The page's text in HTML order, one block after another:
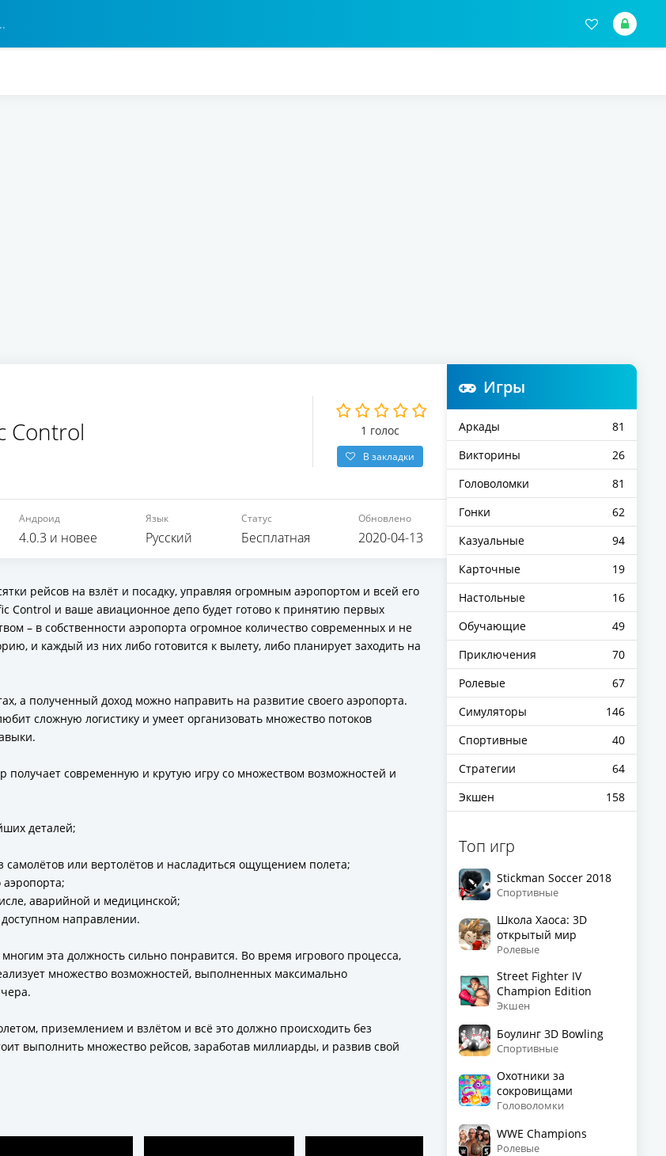
Control 1 голос
В закладки
Андроид
4.0.3 и новее
Язык
Русский
Статус
Бесплатная
Обновлено
2020-04-13
рейсов на взлёт и посадку, управляя огромным аэропортом и всей его
Control и ваше авиационное депо будет готово к принятию первых
– в собственности аэропорта огромное количество современных и не
и каждый из них либо готовится к вылету, либо планирует заходить на
а полученный доход можно направить на развитие своего аэропорта.
сложную логистику и умеет организовать множество потоков
современную и крутую игру со множеством возможностей и
деталей;
или вертолётов и насладиться ощущением полета;
аварийной и медицинской;
направлении.
эта должность сильно понравится. Во время игрового процесса,
множество возможностей, выполненных максимально
приземлением и взлётом и всё это должно происходить без
выполнить множество рейсов, заработав миллиарды, и развив свой
Игры
Аркады
81
Викторины
26
Головоломки
81
Гонки
62
Казуальные
94
Карточные
19
Настольные
16
Обучающие
49
Приключения
70
Ролевые
67
Симуляторы
146
Спортивные
40
Стратегии
64
Экшен
158
Топ игр
Stickman Soccer 2018
Спортивные
Школа Хаоса: 3D
открытый мир
Ролевые
Street Fighter IV
Champion Edition
Экшен
Боулинг 3D Bowling
Спортивные
Охотники за
сокровищами
Головоломки
WWE Champions
Ролевые